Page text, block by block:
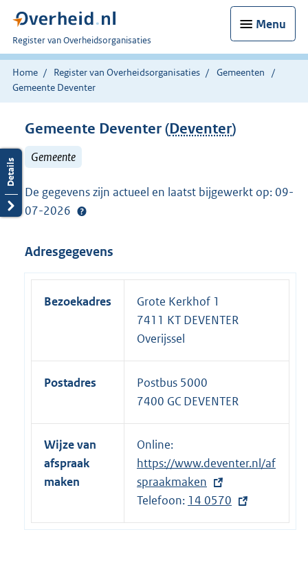
Menu
U
bent
nu
hier:
Register van Overheidsorganisaties
Home Register van Overheidsorganisaties
Gemeenten
Gemeente Deventer
Gemeente Deventer (Deventer)
Gemeente
De gegevens zijn actueel en laatst bijgewerkt op: 09-
07-2026
Adresgegevens
Bezoekadres
Grote Kerkhof 1
7411 KT DEVENTER
Overijssel
Postadres
Postbus 5000
7400 GC DEVENTER
Wijze van
afspraak
maken
Online:
x
t
e
r
https://www.deventer.nl/af
spraakmaken
Telefoon: E
x
14 0570